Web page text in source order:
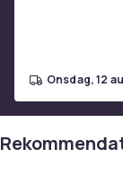
Stål
Artikel.nr.
28b8902f-
onsdag, 12